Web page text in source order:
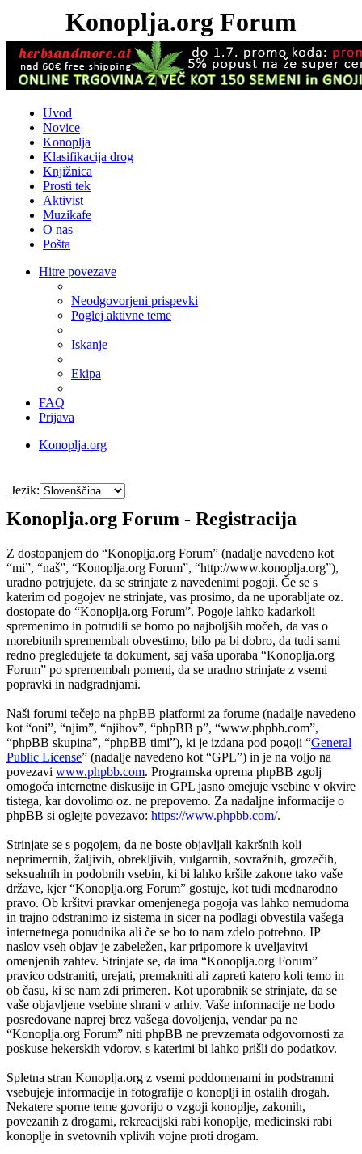
Konoplja.org Forum
Uvod
Novice
Konoplja
Klasifikacija drog
Knjižnica
Prosti tek
Aktivist
Muzikafe
O nas
Pošta
Hitre povezave
Neodgovorjeni prispevki
Poglej aktivne teme
Iskanje
Ekipa
FAQ
Prijava
Konoplja.org
Jezik:
Konoplja.org Forum - Registracija
Z dostopanjem do “Konoplja.org Forum” (nadalje navedeno kot
“mi”, “naš”, “Konoplja.org Forum”, “http://www.konoplja.org”),
uradno potrjujete, da se strinjate z navedenimi pogoji. Če se s
katerim od pogojev ne strinjate, vas prosimo, da ne uporabljate oz.
dostopate do “Konoplja.org Forum”. Pogoje lahko kadarkoli
spremenimo in potrudili se bomo po najboljših močeh, da vas o
morebitnih spremembah obvestimo, bilo pa bi dobro, da tudi sami
redno pregledujete ta dokument, saj vaša uporaba “Konoplja.org
Forum” po spremembah pomeni, da se uradno strinjate z vsemi
popravki in nadgradnjami.
Naši forumi tečejo na phpBB platformi za forume (nadalje navedeno
kot “oni”, “njim”, “njihov”, “phpBB p”, “www.phpbb.com”,
“phpBB skupina”, “phpBB timi”), ki je izdana pod pogoji “General
Public License” (nadalje navedeno kot “GPL”) in je na voljo na
povezavi www.phpbb.com. Programska oprema phpBB zgolj
omogoča internetne diskusije in GPL jasno omejuje vsebine v okvire
tistega, kar dovolimo oz. ne prepovemo. Za nadaljne informacije o
phpBB si oglejte povezavo: https://www.phpbb.com/.
Strinjate se s pogojem, da ne boste objavljali kakršnih koli
neprimernih, žaljivih, obrekljivih, vulgarnih, sovražnih, grozečih,
seksualnih in podobnih vsebin, ki bi lahko kršile zakone tako vaše
države, kjer “Konoplja.org Forum” gostuje, kot tudi mednarodno
pravo. Ob kršitvi pravkar omenjenega pogoja vas lahko nemudoma
in trajno odstranimo iz sistema in sicer na podlagi obvestila vašega
internetnega ponudnika ali če se bo to nam zdelo potrebno. IP
naslov vseh objav je zabeležen, kar pripomore k uveljavitvi
omenjenih zahtev. Strinjate se, da ima “Konoplja.org Forum”
pravico odstraniti, urejati, premakniti ali zapreti katero koli temo in
ob času, ki se nam zdi primeren. Kot uporabnik se strinjate, da se
vaše objavljene vsebine shrani v arhiv. Vaše informacije ne bodo
posredovane naprej brez vašega dovoljenja, vendar pa ne
“Konoplja.org Forum” niti phpBB ne prevzemata odgovornosti za
poskuse hekerskih vdorov, s katerimi bi lahko prišli do podatkov.
Spletna stran Konoplja.org z vsemi poddomenami in podstranmi
vsebujeje informacije in fotografije o konoplji in ostalih drogah.
Nekatere sporne teme govorijo o vzgoji konoplje, zakonih,
povezanih z drogami, rekreacijski rabi konoplje, medicinski rabi
konoplje in svetovnih vplivih vojne proti drogam.